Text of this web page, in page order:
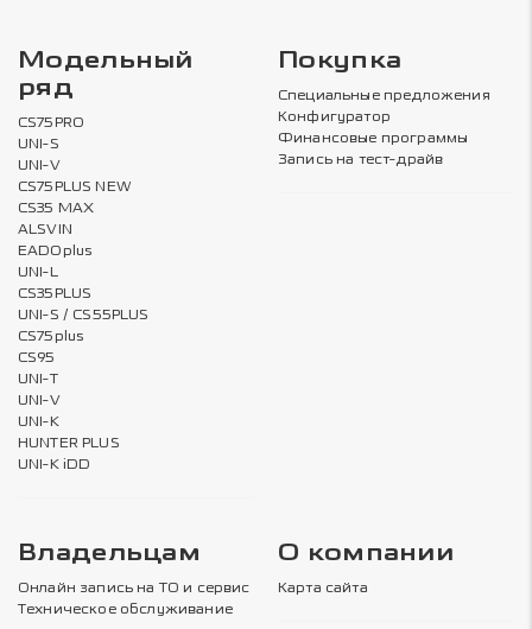
Модельный
ряд
CS75PRO
UNI-S
UNI-V
CS75PLUS NEW
CS35 MAX
ALSVIN
EADOplus
UNI-L
CS35PLUS
UNI-S / CS55PLUS
CS75plus
CS95
UNI-T
UNI-V
UNI-K
HUNTER PLUS
UNI-K iDD
Покупка
Специальные предложения
Конфигуратор
Финансовые программы
Запись на тест-драйв
Владельцам
Онлайн запись на ТО и сервис
Техническое обслуживание
О компании
Карта сайта